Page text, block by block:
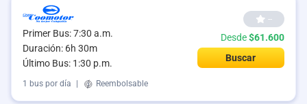
Primer Bus: 7:30 a.m.
Duración: 6h 30m
Último Bus: 1:30 p.m.
--
Desde$61.600
Buscar
1 bus por día Reembolsable